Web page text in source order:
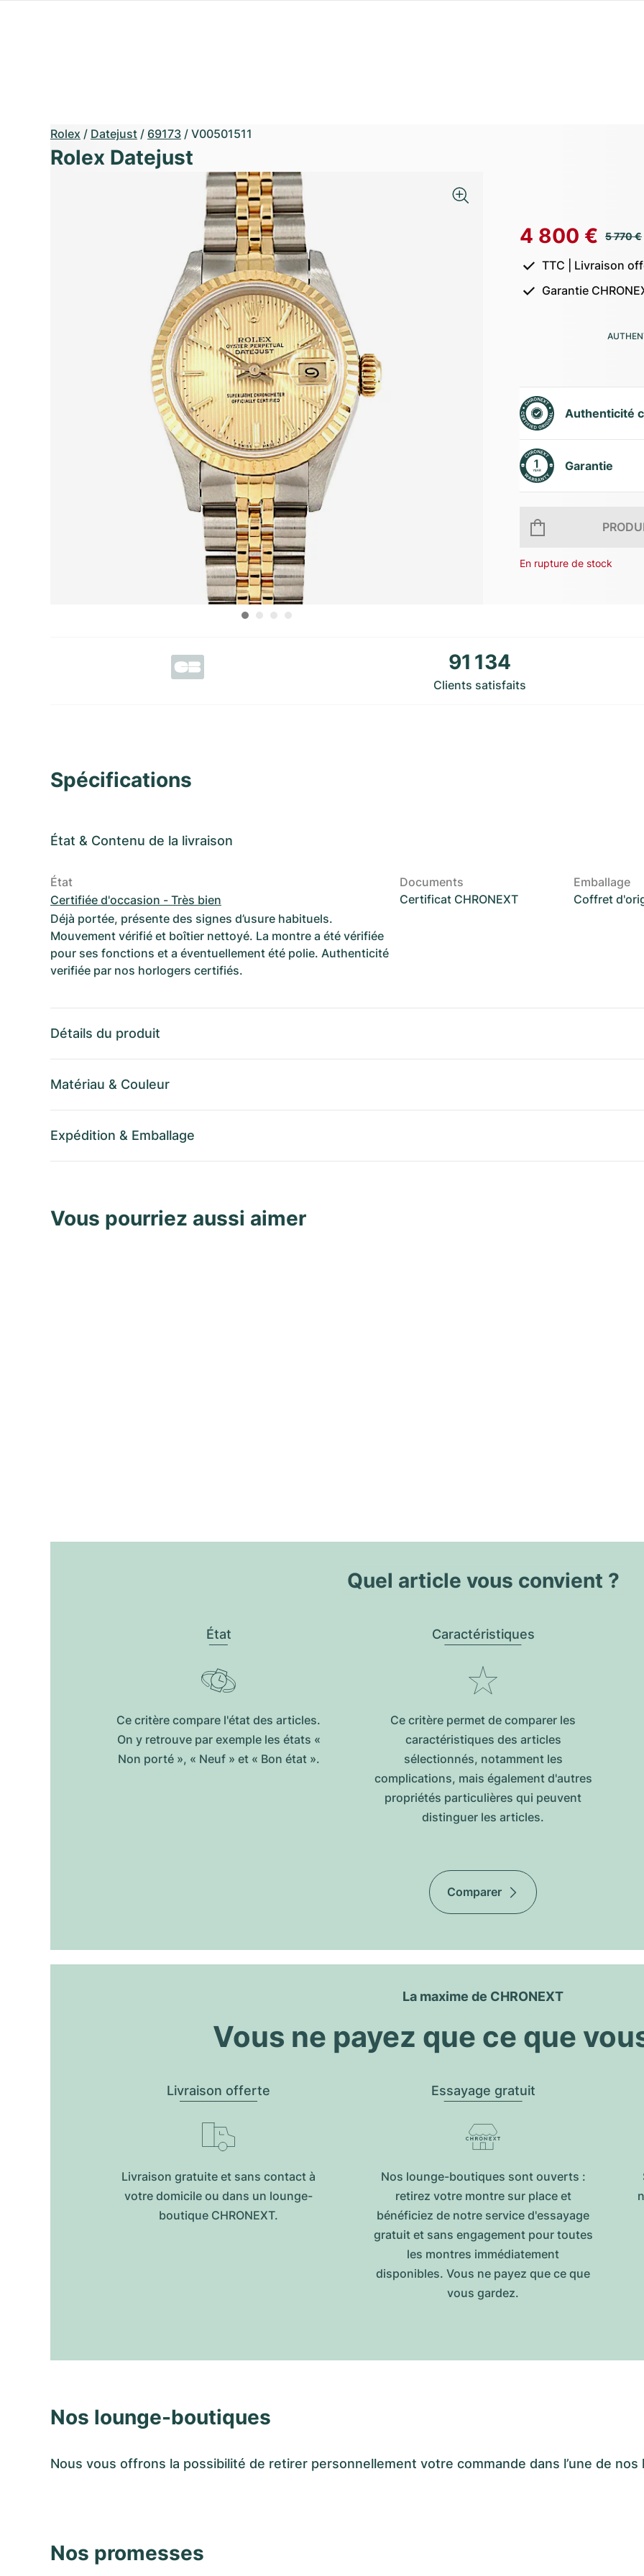
Rolex / Datejust / 69173 / V00501511
Rolex Datejust
4 800 € 5 770 €
TTC | Livraison
Garantie
Authenticité
Garantie
En rupture de stock
91 134
Clients satisfaits
Spécifications
État & Contenu de la livraison
État
Certifiée d'occasion - Très bien
Déjà portée, présente des signes d’usure habituels.
Mouvement vérifié et boîtier nettoyé. La montre a été vérifiée
pour ses fonctions et a éventuellement été polie. Authenticité
verifiée par nos horlogers certifiés.
Documents
Certificat CHRONEXT
Emballage
Coffret
Détails du produit
Matériau & Couleur
Expédition & Emballage
Vous pourriez aussi aimer
Quel article vous convient ?
État
Ce critère compare l'état des articles.
On y retrouve par exemple les états «
Non porté », « Neuf » et « Bon état ».
Caractéristiques
Ce critère permet de comparer les
caractéristiques des articles
sélectionnés, notamment les
complications, mais également d'autres
propriétés particulières qui peuvent
distinguer les articles.
Comparer
La maxime de CHRONEXT
Vous ne payez que ce que
Livraison offerte
Livraison gratuite et sans contact à
votre domicile ou dans un lounge-
boutique CHRONEXT.
Essayage gratuit
Nos lounge-boutiques sont ouverts :
retirez votre montre sur place et
bénéficiez de notre service d'essayage
gratuit et sans engagement pour toutes
les montres immédiatement
disponibles. Vous ne payez que ce que
vous gardez.
Nos lounge-boutiques
Nous vous offrons la possibilité de retirer personnellement votre commande dans l’une de nos
Nos promesses